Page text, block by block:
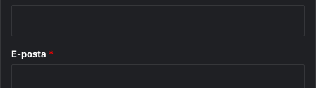
E-posta *